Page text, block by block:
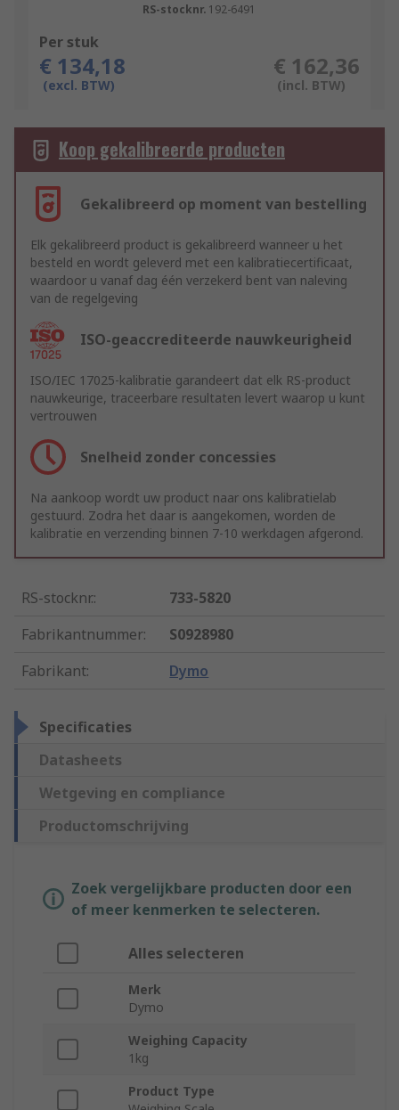
RS-stocknr. 192-6491
Per stuk
€ 134,18
(excl. BTW)
€ 162,36
(incl. BTW)
Koop gekalibreerde producten
Gekalibreerd op moment van bestelling
Elk gekalibreerd product is gekalibreerd wanneer u het
besteld en wordt geleverd met een kalibratiecertificaat,
waardoor u vanaf dag één verzekerd bent van naleving
van de regelgeving
ISO-geaccrediteerde nauwkeurigheid
ISO/IEC 17025-kalibratie garandeert dat elk RS-product
nauwkeurige, traceerbare resultaten levert waarop u kunt
vertrouwen
Snelheid zonder concessies
Na aankoop wordt uw product naar ons kalibratielab
gestuurd. Zodra het daar is aangekomen, worden de
kalibratie en verzending binnen 7-10 werkdagen afgerond.
RS-stocknr.:
733-5820
Fabrikantnummer:
S0928980
Fabrikant: Dymo
Specificaties
Datasheets
Wetgeving en compliance
Productomschrijving
Zoek vergelijkbare producten door een
of meer kenmerken te selecteren.
Alles selecteren
Merk
Dymo
Weighing Capacity
1kg
Product Type